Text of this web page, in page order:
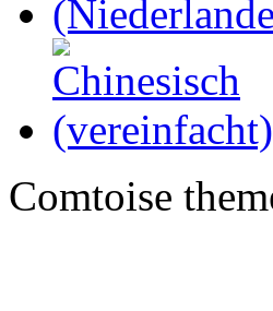
Comtoise